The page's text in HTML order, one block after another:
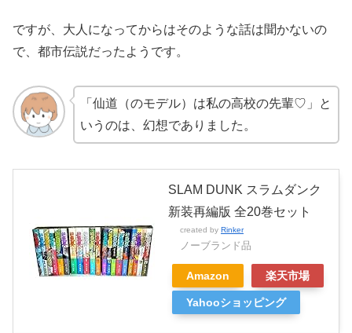
ですが、大人になってからはそのような話は聞かないの
で、都市伝説だったようです。
「仙道（のモデル）は私の高校の先輩♡」と
いうのは、幻想でありました。
SLAM DUNK スラムダンク
新装再編版 全20巻セット
created by Rinker
ノーブランド品
Amazon 楽天市場
Yahooショッピング